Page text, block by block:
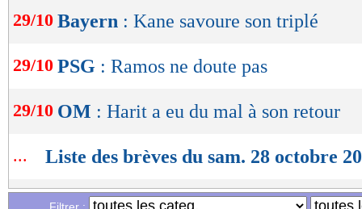
29/10 Bayern : Kane savoure son triplé
29/10 PSG : Ramos ne doute pas
29/10 OM : Harit a eu du mal à son retour
... Liste des brèves du sam. 28 octobre
Liste des brèves du ven. 27 octobre